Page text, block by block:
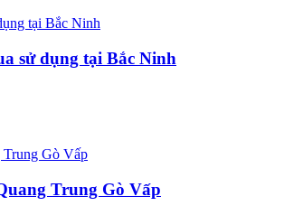
sử dụng tại Bắc Ninh
Trung Gò Vấp